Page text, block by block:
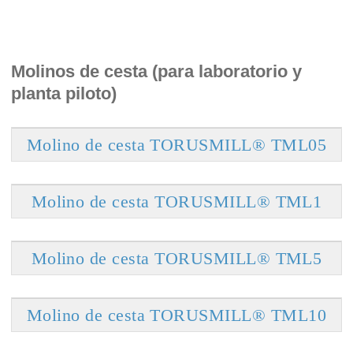
Molinos de cesta (para laboratorio y
planta piloto)
Molino de cesta TORUSMILL® TML05
Molino de cesta TORUSMILL® TML1
Molino de cesta TORUSMILL® TML5
Molino de cesta TORUSMILL® TML10